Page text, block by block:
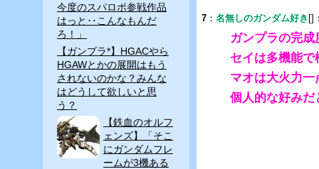
7 ： 名無しのガンダム好き []
ガンプラの完
セイは多機能
マオは大火力
個人的な好みだ
今度のスパロボ参戦作品
はっと‥こんなもんだ
ろ！」
【ガンプラ*】HGACやら
HGAWとかの展開はもう
されないのかな？みんな
はどうして欲しいと思
う？
【鉄血のオルフ
ェンズ】「そこ
にガンダムフレ
ームが3機ある